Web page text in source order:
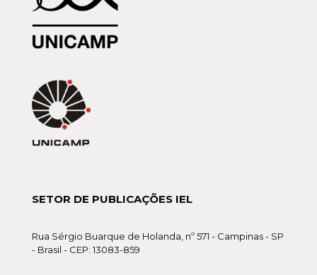
SETOR DE PUBLICAÇÕES IEL
Rua Sérgio Buarque de Holanda, nº 571 - Campinas - SP
- Brasil - CEP: 13083-859